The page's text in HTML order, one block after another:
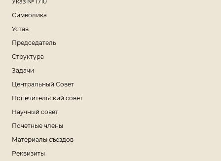
Символика
Устав
Председатель
Структура
Задачи
Центральный Совет
Попечительский совет
Научный совет
Почетные члены
Материалы съездов
Реквизиты